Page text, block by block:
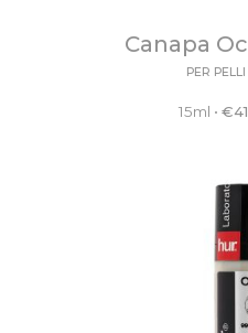
Canapa
PER
15ml •€